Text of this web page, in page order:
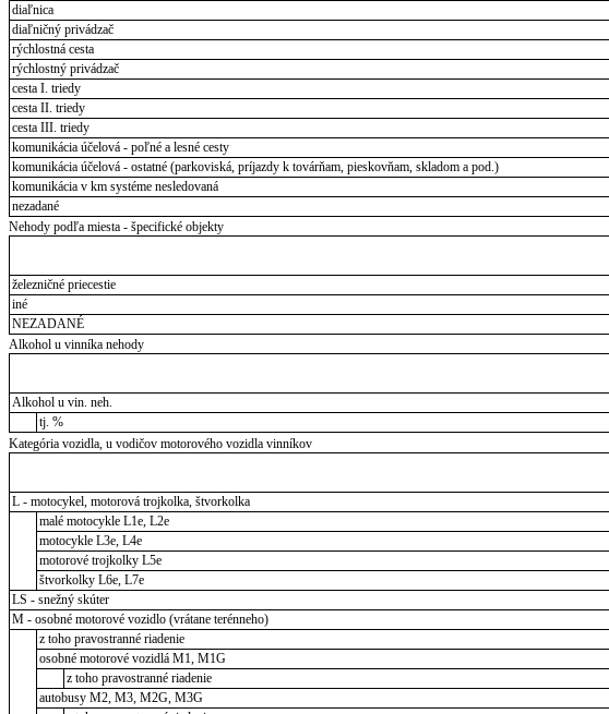
diaľnica
diaľničný privádzač
rýchlostná cesta
rýchlostný privádzač
cesta I. triedy
cesta II. triedy
cesta III. triedy
komunikácia účelová - poľné a lesné cesty
komunikácia účelová - ostatné (parkoviská, príjazdy k továrňam, pieskovňam, skladom a pod.)
komunikácia v km systéme nesledovaná
nezadané
Nehody podľa miesta - špecifické objekty
železničné priecestie
iné
NEZADANÉ
Alkohol u vinníka nehody
Alkohol u vin. neh.
tj. %
Kategória vozidla, u vodičov motorového vozidla vinníkov
L - motocykel, motorová trojkolka, štvorkolka
malé motocykle L1e, L2e
motocykle L3e, L4e
motorové trojkolky L5e
štvorkolky L6e, L7e
LS - snežný skúter
M - osobné motorové vozidlo (vrátane terénneho)
z toho pravostranné riadenie
osobné motorové vozidlá M1, M1G
z toho pravostranné riadenie
autobusy M2, M3, M2G, M3G